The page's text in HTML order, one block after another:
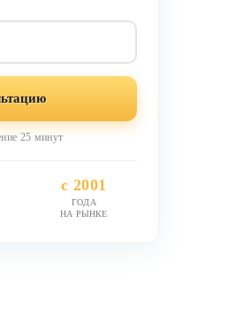
25 минут
с 2001
ГОДА
НА РЫНКЕ